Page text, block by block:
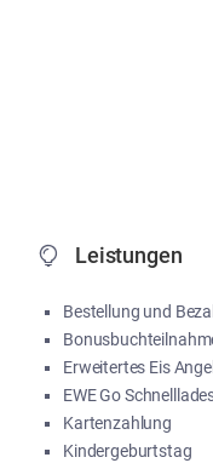
Leistungen
Bestellung und
Erweitertes Eis
EWE Go
Kartenzahlung
Kindergeburtstag